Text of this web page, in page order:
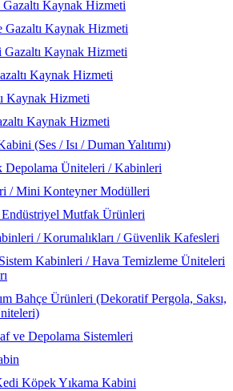
Kaynak Hizmeti
Gazaltı Kaynak Hizmeti
Gazaltı Kaynak Hizmeti
Kaynak Hizmeti
Kaynak Hizmeti
Kaynak Hizmeti
(Ses / Isı / Duman Yalıtımı)
Depolama Üniteleri / Kabinleri
/ Mini Konteyner Modülleri
Endüstriyel Mutfak Ürünleri
/ Korumalıkları / Güvenlik Kafesleri
Kabinleri / Hava Temizleme Üniteleri
Bahçe Ürünleri (Dekoratif Pergola, Saksı,
ve Depolama Sistemleri
Köpek Yıkama Kabini